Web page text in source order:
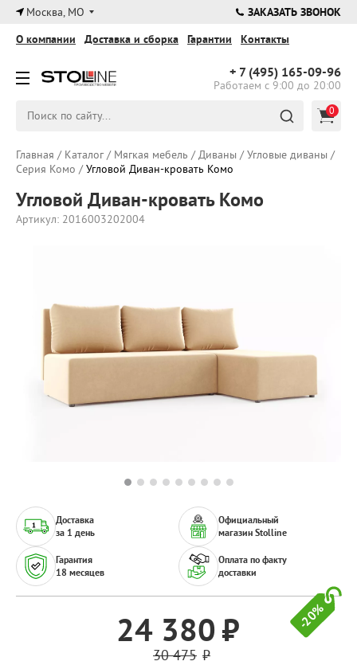
×
Москва, МО ЗАКАЗАТЬ ЗВОНОК
+ 7 (495) 165-09-96
Работаем с 9:00 до 20:00
О компании Доставка и сборка Гарантии Контакты
0
Главная / Каталог/ Мягкая мебель /Диваны /Угловые диваны /
Серия Комо /Угловой Диван-кровать Комо
Угловой Диван-кровать Комо
Артикул: 2016003202004
-20%
Доставка
за 1 день
Гарантия
18 месяцев
Официальный
магазин Stolline
Оплата по факту
доставки
24 380
30 475